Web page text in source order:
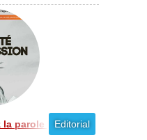
Editorial
parole [04/2012]